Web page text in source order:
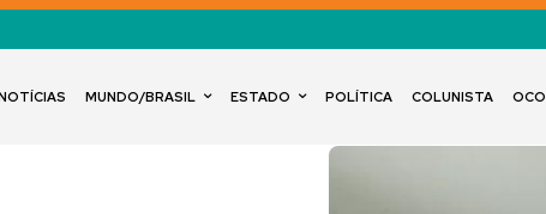
MUNDO/BRASIL ESTADO POLÍTICA COLUNISTA